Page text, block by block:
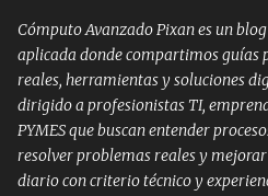
Cómputo Avanzado Pixan es un
aplicada donde compartimos guías
reales, herramientas y soluciones
dirigido a profesionistas TI,
PYMES que buscan entender
resolver problemas reales y
diario con criterio técnico y